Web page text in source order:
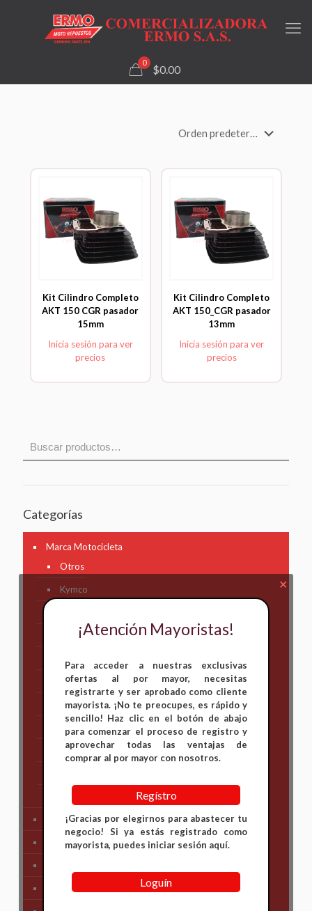
0
$0.00
Kit Cilindro Completo
AKT 150 CGR pasador
15mm
Inicia sesión para ver
precios
Kit Cilindro Completo
AKT 150_CGR pasador
13mm
Inicia sesión para ver
precios
Categorías
Marca Motocicleta
Otros
Kymco
Honda
KAWASAKI
Suzuki
Tren Delantero
Partes de Motor
SIstema Eléctrico
✕
¡Atención Mayoristas!
Para acceder a nuestras exclusivas
ofertas al por mayor, necesitas
registrarte y ser aprobado como cliente
mayorista. ¡No te preocupes, es rápido y
sencillo! Haz clic en el botón de abajo
para comenzar el proceso de registro y
aprovechar todas las ventajas de
comprar al por mayor con nosotros.
Regístro
¡Gracias por elegirnos para abastecer tu
negocio! Si ya estás registrado como
mayorista, puedes iniciar sesión aquí.
Loguín